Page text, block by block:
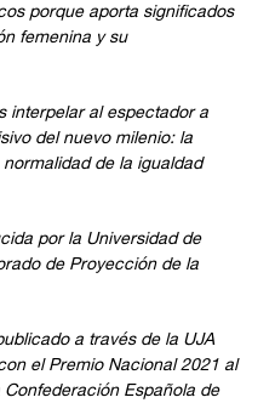
porque aporta significados
femenina y su
interpelar al espectador a
del nuevo milenio: la
de la igualdad
por la Universidad de
de Proyección de la
a través de la UJA
el Premio Nacional 2021 al
Española de